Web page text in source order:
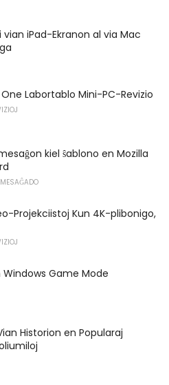
vian iPad-Ekranon al via Mac
Labortablo Mini-PC-Revizio
kiel ŝablono en Mozilla
Projekciistoj Kun 4K-plibonigo,
Windows Game Mode
Historion en Popularaj